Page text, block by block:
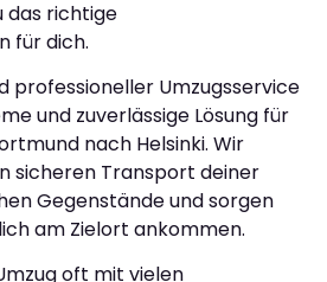
das richtige
für dich.
professioneller Umzugsservice
und zuverlässige Lösung für
nach Helsinki. Wir
sicheren Transport deiner
Gegenstände und sorgen
am Zielort ankommen.
oft mit vielen